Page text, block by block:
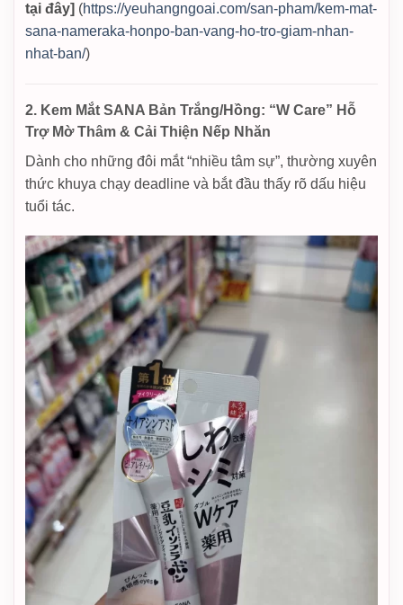
tại đây] (https://yeuhangngoai.com/san-pham/kem-mat-
sana-nameraka-honpo-ban-vang-ho-tro-giam-nhan-
nhat-ban/)
2. Kem Mắt SANA Bản Trắng/Hồng: “W Care” Hỗ
Trợ Mờ Thâm & Cải Thiện Nếp Nhăn
Dành cho những đôi mắt “nhiều tâm sự”, thường xuyên
thức khuya chạy deadline và bắt đầu thấy rõ dấu hiệu
tuổi tác.